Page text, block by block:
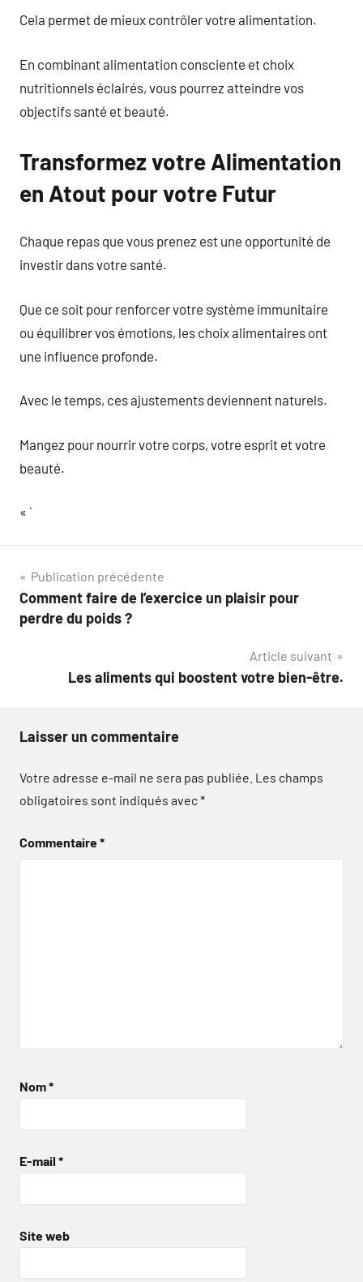
Cela permet de mieux contrôler votre alimentation.
En combinant alimentation consciente et choix
nutritionnels éclairés, vous pourrez atteindre vos
objectifs santé et beauté.
Transformez votre Alimentation
en Atout pour votre Futur
Chaque repas que vous prenez est une opportunité de
investir dans votre santé.
Que ce soit pour renforcer votre système immunitaire
ou équilibrer vos émotions, les choix alimentaires ont
une influence profonde.
Avec le temps, ces ajustements deviennent naturels.
Mangez pour nourrir votre corps, votre esprit et votre
beauté.
« `
Navigation
de
Publication précédente
Comment faire de l’exercice un plaisir pour
perdre du poids ?
Article suivant
Les aliments qui boostent votre bien-être.
Laisser un commentaire
Votre adresse e-mail ne sera pas publiée. Les champs
obligatoires sont indiqués avec*
Commentaire*
Nom*
E-mail *
Site web